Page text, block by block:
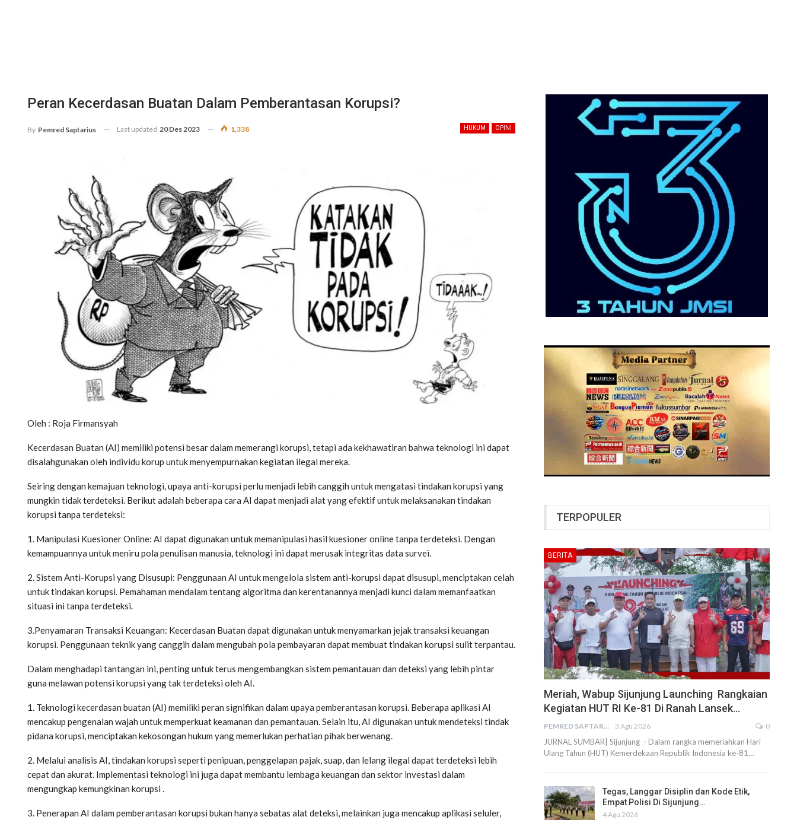
Peran Kecerdasan Buatan Dalam Pemberantasan Korupsi?
HUKUM OPINI
By Pemred Saptarius Last updated 20 Des 2023 1,338
Oleh : Roja Firmansyah
Kecerdasan Buatan (AI) memiliki potensi besar dalam memerangi korupsi, tetapi ada kekhawatiran bahwa teknologi ini dapat
disalahgunakan oleh individu korup untuk menyempurnakan kegiatan ilegal mereka.
Seiring dengan kemajuan teknologi, upaya anti-korupsi perlu menjadi lebih canggih untuk mengatasi tindakan korupsi yang
mungkin tidak terdeteksi. Berikut adalah beberapa cara AI dapat menjadi alat yang efektif untuk melaksanakan tindakan
korupsi tanpa terdeteksi:
1. Manipulasi Kuesioner Online: AI dapat digunakan untuk memanipulasi hasil kuesioner online tanpa terdeteksi. Dengan
kemampuannya untuk meniru pola penulisan manusia, teknologi ini dapat merusak integritas data survei.
2. Sistem Anti-Korupsi yang Disusupi: Penggunaan AI untuk mengelola sistem anti-korupsi dapat disusupi, menciptakan celah
untuk tindakan korupsi. Pemahaman mendalam tentang algoritma dan kerentanannya menjadi kunci dalam memanfaatkan
situasi ini tanpa terdeteksi.
3.Penyamaran Transaksi Keuangan: Kecerdasan Buatan dapat digunakan untuk menyamarkan jejak transaksi keuangan
korupsi. Penggunaan teknik yang canggih dalam mengubah pola pembayaran dapat membuat tindakan korupsi sulit terpantau.
Dalam menghadapi tantangan ini, penting untuk terus mengembangkan sistem pemantauan dan deteksi yang lebih pintar
guna melawan potensi korupsi yang tak terdeteksi oleh AI.
1. Teknologi kecerdasan buatan (AI) memiliki peran signifikan dalam upaya pemberantasan korupsi. Beberapa aplikasi AI
mencakup pengenalan wajah untuk memperkuat keamanan dan pemantauan. Selain itu, AI digunakan untuk mendeteksi tindak
pidana korupsi, menciptakan kekosongan hukum yang memerlukan perhatian pihak berwenang.
2. Melalui analisis AI, tindakan korupsi seperti penipuan, penggelapan pajak, suap, dan lelang ilegal dapat terdeteksi lebih
cepat dan akurat. Implementasi teknologi ini juga dapat membantu lembaga keuangan dan sektor investasi dalam
mengungkap kemungkinan korupsi .
3. Penerapan AI dalam pemberantasan korupsi bukan hanya sebatas alat deteksi, melainkan juga mencakup aplikasi seluler,
TERPOPULER
BERITA
Meriah, Wabup Sijunjung Launching Rangkaian
Kegiatan HUT RI Ke-81 Di Ranah Lansek…
PEMRED SAPTARIUS 3 Agu 2026 0
JURNAL SUMBAR| Sijunjung - Dalam rangka memeriahkan Hari
Ulang Tahun (HUT) Kemerdekaan Republik Indonesia ke-81…
Tegas, Langgar Disiplin dan Kode Etik,
Empat Polisi Di Sijunjung…
4 Agu 2026